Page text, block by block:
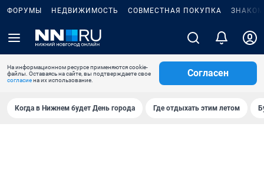
ФОРУМЫ НЕДВИЖИМОСТЬ СОВМЕСТНАЯ ПОКУПКА
На информационном ресурсе применяются cookie-
файлы. Оставаясь на сайте, вы подтверждаете свое
согласиена их использование.
Согласен
Когда в Нижнем будет День города Где отдыхать этим летом